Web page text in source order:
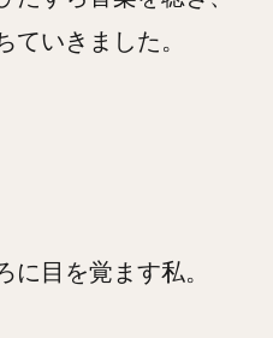
いきました。
に目を覚ます私。